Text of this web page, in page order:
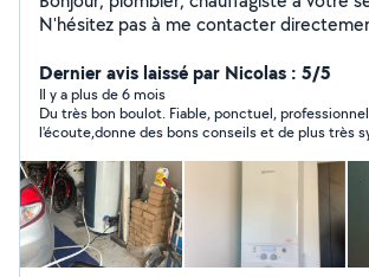
N'hésitez pas à me contacter
Dernier avis laissé par Nicolas : 5/5
Il y a plus de 6 mois
Du très bon boulot. Fiable, ponctuel,
l'écoute,donne des bons conseils et de plus très